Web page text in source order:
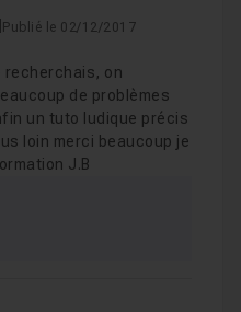
Publié le 02/12/2017
recherchais, on
de problèmes
un tuto ludique précis
loin merci beaucoup je
J.B